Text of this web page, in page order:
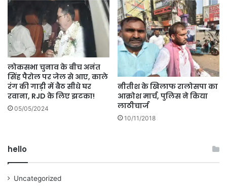
लोकसभा चुनाव के बीच अनंत
सिंह पैरोल पर जेल से आए, काले
रंग की गाड़ी में बैठ सीधे घर
रवाना, RJD के लिए झटका!
05/05/2024
नीतीश के खिलाफ रालोसपा का
आक्रोश मार्च, पुलिस ने किया
लाठीचार्ज
10/11/2018
hello
Uncategorized